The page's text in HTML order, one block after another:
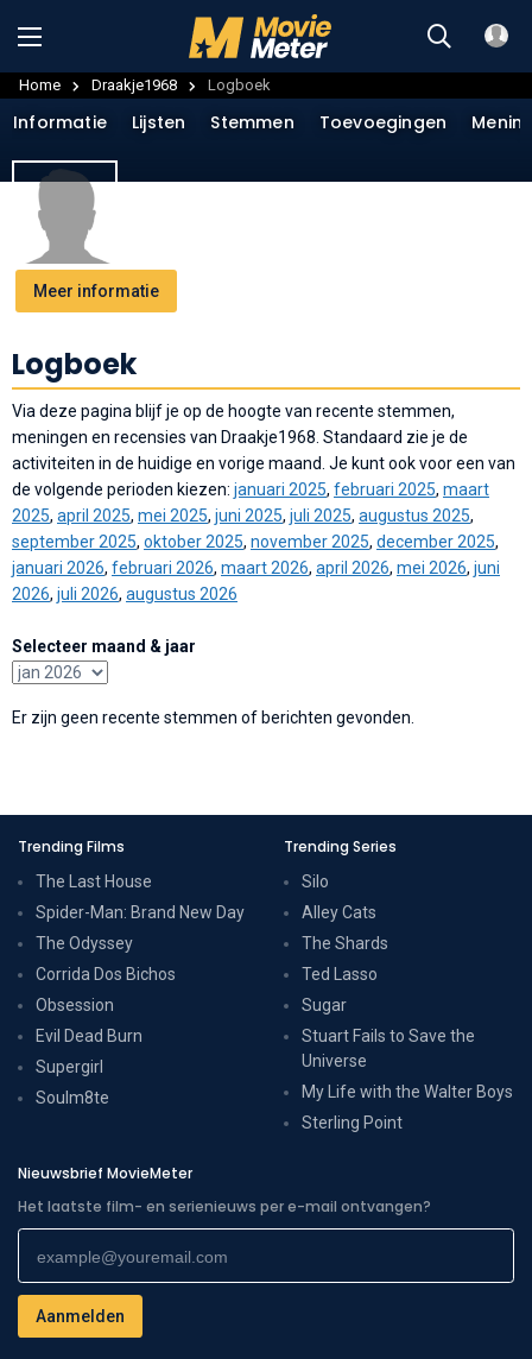
Home Draakje1968 Logboek
Meer informatie
Informatie Lijsten Stemmen Toevoegingen
Logboek
Via deze pagina blijf je op de hoogte van recente stemmen,
meningen en recensies van Draakje1968. Standaard zie je de
activiteiten in de huidige en vorige maand. Je kunt ook voor een van
de volgende perioden kiezen: januari 2025, februari 2025, maart
2025, april 2025, mei 2025, juni 2025, juli 2025, augustus 2025,
september 2025, oktober 2025, november 2025, december 2025,
januari 2026, februari 2026, maart 2026, april 2026, mei 2026, juni
2026, juli 2026, augustus 2026
Selecteer maand & jaar
Er zijn geen recente stemmen of berichten gevonden.
Trending Films
The Last House
Spider-Man: Brand New Day
The Odyssey
Corrida Dos Bichos
Obsession
Evil Dead Burn
Supergirl
Soulm8te
Trending Series
Silo
Alley Cats
The Shards
Ted Lasso
Sugar
Stuart Fails to Save the
Universe
My Life with the Walter Boys
Sterling Point
Nieuwsbrief MovieMeter
Het laatste film- en serienieuws per e-mail ontvangen?